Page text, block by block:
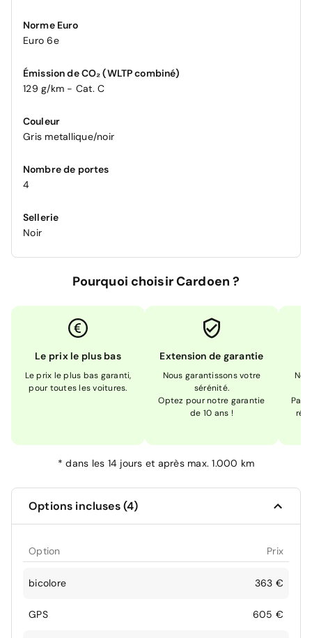
Norme Euro
Euro 6e
Émission de CO₂ (WLTP combiné)
129 g/km - Cat. C
Couleur
Gris metallique/noir
Nombre de portes
4
Sellerie
Noir
Pourquoi choisir Cardoen ?
Le prix le plus bas
Le prix le plus bas garanti,
pour toutes les voitures.
Extension de garantie
Nous garantissons votre
sérénité.
Optez pour notre garantie
de 10 ans !
Pas
*dans les 14 jours et après max. 1.000 km
Options incluses (4)
Option Prix
bicolore 363 €
GPS 605 €